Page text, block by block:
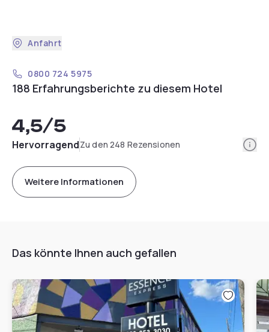
Anfahrt
0800 724 5975
188 Erfahrungsberichte zu diesem Hotel
4,5/5
HervorragendZu den 248 Rezensionen
Weitere Informationen
Das könnte Ihnen auch gefallen